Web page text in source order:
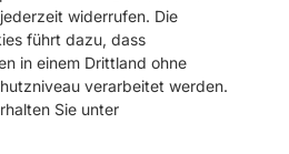
großem Engagement
guten Stimmung. Das
zeigte einmal mehr, wie
Austausch und die
für eine lebendige
widerrufen. Die
führt dazu, dass
in einem Drittland ohne
verarbeitet werden.
Sie unter